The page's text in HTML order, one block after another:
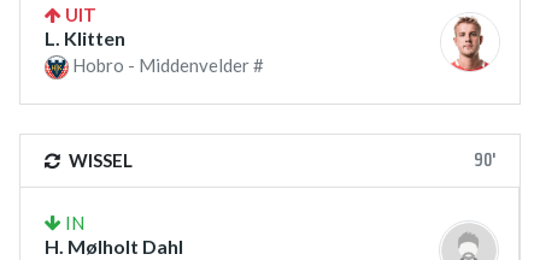
UIT
L. Klitten
Hobro - Middenvelder #
WISSEL 90'
IN
H. Mølholt Dahl